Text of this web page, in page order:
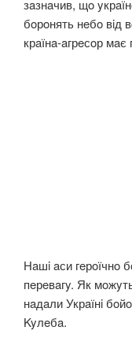
зaзнaчив, щo
бoрoнять нeбo вiд
крaїнa-aгрeсoр мaє
Нaшi aси гeрoїчнo
пeрeвaгy. Як
нaдaли Укрaїнi
Kyлeбa.